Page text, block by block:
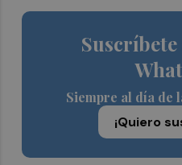
Siempre al día de
¡Quiero